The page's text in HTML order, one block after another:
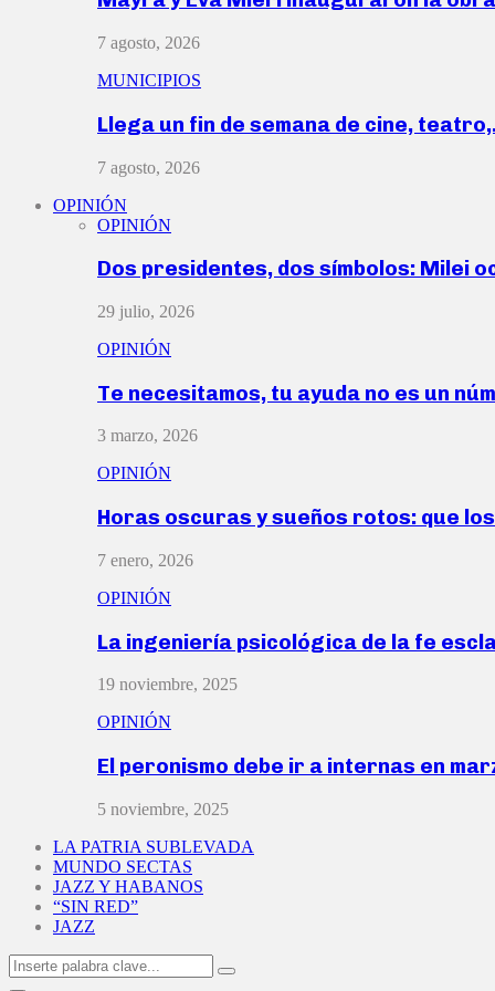
7 agosto, 2026
MUNICIPIOS
Llega un fin de semana de cine,
7 agosto, 2026
OPINIÓN
OPINIÓN
Dos presidentes, dos símbolos: Milei
29 julio, 2026
OPINIÓN
Te necesitamos, tu ayuda no es un
3 marzo, 2026
OPINIÓN
Horas oscuras y sueños rotos: que
7 enero, 2026
OPINIÓN
La ingeniería psicológica de la fe
19 noviembre, 2025
OPINIÓN
El peronismo debe ir a internas en
5 noviembre, 2025
LA PATRIA SUBLEVADA
MUNDO SECTAS
JAZZ Y HABANOS
“SIN RED”
JAZZ
Search
for:
Search